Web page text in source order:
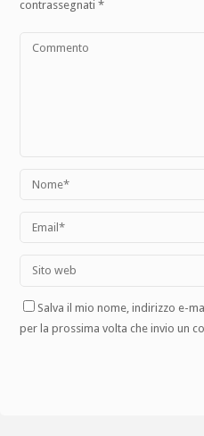
contrassegnati*
Salva il mio nome, indirizzo e-
per la prossima volta che invio un